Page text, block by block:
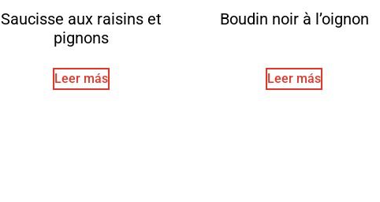
Saucisse aux raisins et
pignons
Leer más
Boudin noir à l’oignon
Leer más